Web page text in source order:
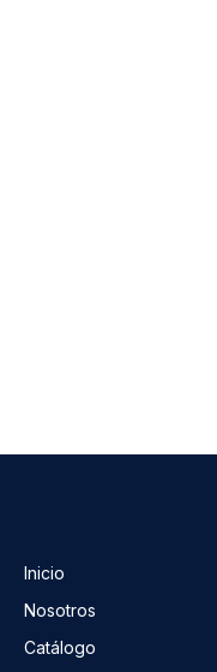
Inicio
Nosotros
Catálogo